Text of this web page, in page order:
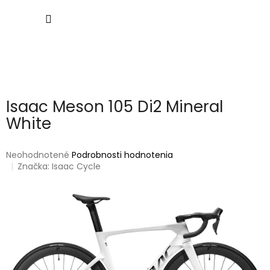
Isaac Meson 105 Di2 Mineral
White
Priemerné
hodnotenie
Neohodnotené Podrobnosti hodnotenia
Značka:Isaac Cycle